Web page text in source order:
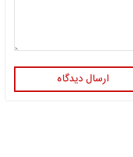
ارسال دیدگاه